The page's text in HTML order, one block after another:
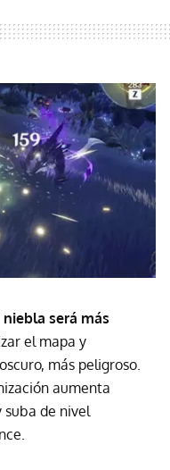
niebla será más
el mapa y
más peligroso.
aumenta
de nivel